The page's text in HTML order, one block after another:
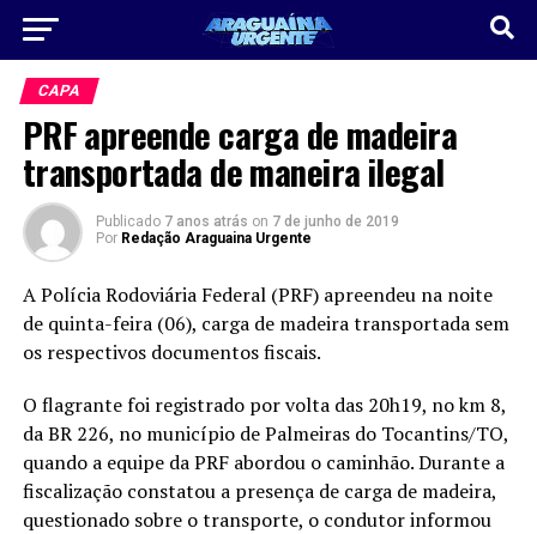
CAPA
PRF apreende carga de madeira
transportada de maneira ilegal
Publicado 7 anos atrás on 7 de junho de 2019
Por Redação Araguaina Urgente
A Polícia Rodoviária Federal (PRF) apreendeu na noite
de quinta-feira (06), carga de madeira transportada sem
os respectivos documentos fiscais.
O flagrante foi registrado por volta das 20h19, no km 8,
da BR 226, no município de Palmeiras do Tocantins/TO,
quando a equipe da PRF abordou o caminhão. Durante a
fiscalização constatou a presença de carga de madeira,
questionado sobre o transporte, o condutor informou